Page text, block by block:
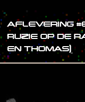
AFLEVERING
RUZIE OP DE
EN THOMAS)